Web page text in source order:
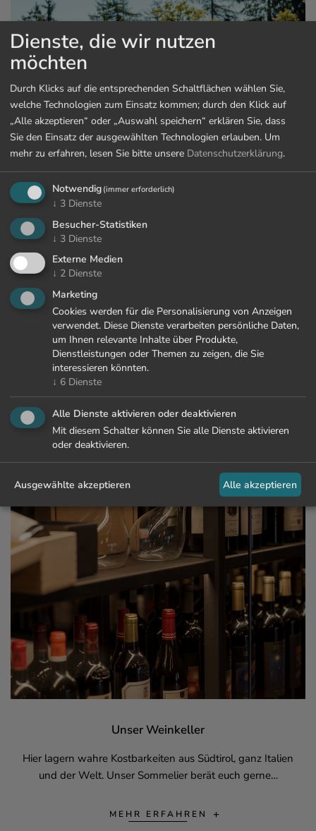
Wandern rund um Marling
Einfach die Wanderschuhe anziehen und direkt vom
La Maienaaus zu einer gemütlichen Wanderung starten…
MEHR ERFAHREN
Unser Weinkeller
Hier lagern wahre Kostbarkeiten aus Südtirol, ganz Italien
und der Welt. Unser Sommelier berät euch gerne…
MEHR ERFAHREN
Dienste, die wir nutzen
möchten
Durch Klicks auf die entsprechenden Schaltflächen wählen Sie,
welche Technologien zum Einsatz kommen; durch den Klick auf
„Alle akzeptieren“ oder „Auswahl speichern“ erklären Sie, dass
Sie den Einsatz der ausgewählten Technologien erlauben. Um
mehr zu erfahren, lesen Sie bitte unsere Datenschutzerklärung.
Notwendig (immer erforderlich)
↓ 3 Dienste
Besucher-Statistiken
↓ 3 Dienste
Externe Medien
↓ 2 Dienste
Marketing
Cookies werden für die Personalisierung von Anzeigen
verwendet. Diese Dienste verarbeiten persönliche Daten,
um Ihnen relevante Inhalte über Produkte,
Dienstleistungen oder Themen zu zeigen, die Sie
interessieren könnten.
↓ 6 Dienste
Alle Dienste aktivieren oder deaktivieren
Mit diesem Schalter können Sie alle Dienste aktivieren
oder deaktivieren.
Ausgewählte akzeptieren Alle akzeptieren